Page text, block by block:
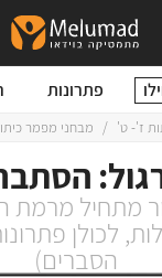
פתרונות
מתחיל מרמת
4 שאלות, לכולן
הסברים)
ז'- ט' / מבחני מפמר